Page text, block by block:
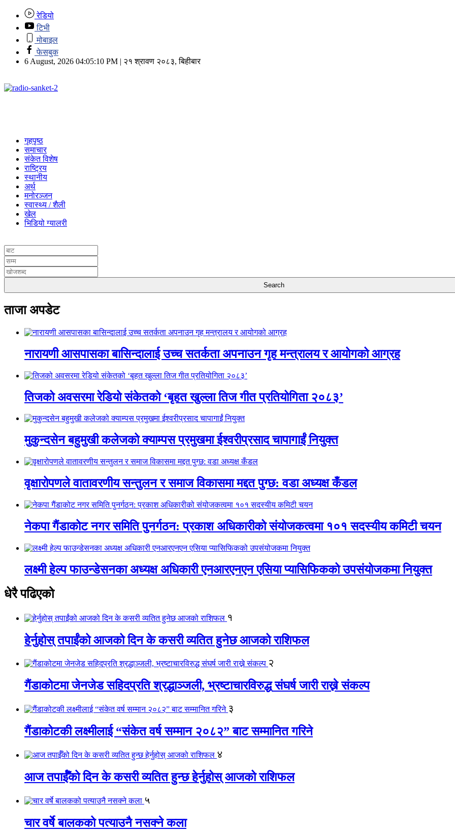
रेडियो
टिभी
मोबाइल
फेसबुक
6 August, 2026 04:05:10 PM | २१ श्रावण २०८३, बिहीबार
गृहपृष्ठ
समाचार
संकेत विशेष
राष्ट्रिय
स्थानीय
अर्थ
मनोरञ्जन
स्वास्थ्य / शैली
खेल
भिडियो ग्यालरी
ताजा अपडेट
नारायणी आसपासका बासिन्दालाई उच्च सतर्कता अपनाउन गृह मन्त्रालय र आयोगको आग्रह
तिजको अवसरमा रेडियो संकेतको ‘बृहत खुल्ला तिज गीत प्रतियोगिता २०८३’
मुकुन्दसेन बहुमुखी कलेजको क्याम्पस प्रमुखमा ईश्वरीप्रसाद चापागाईं नियुक्त
वृक्षारोपणले वातावरणीय सन्तुलन र समाज विकासमा मद्दत पुग्छ: वडा अध्यक्ष कँडल
नेकपा गैंडाकोट नगर समिति पुनर्गठन: प्रकाश अधिकारीको संयोजकत्वमा १०१ सदस्यीय कमिटी चयन
लक्ष्मी हेल्प फाउन्डेसनका अध्यक्ष अधिकारी एनआरएनएन एसिया प्यासिफिकको उपसंयोजकमा नियुक्त
धेरै पढिएको
१
हेर्नुहोस् तपाईंको आजको दिन के कसरी व्यतित हुनेछ आजको राशिफल
२
गैंडाकोटमा जेनजेड सहिदप्रति श्रद्धाञ्जली, भ्रष्टाचारविरुद्ध संघर्ष जारी राख्ने संकल्प
३
गैंडाकोटकी लक्ष्मीलाई “संकेत वर्ष सम्मान २०८२” बाट सम्मानित गरिने
४
आज तपाईँको दिन के कसरी व्यतित हुन्छ हेर्नुहोस् आजको राशिफल
५
चार वर्षे बालकको पत्याउनै नसक्ने कला